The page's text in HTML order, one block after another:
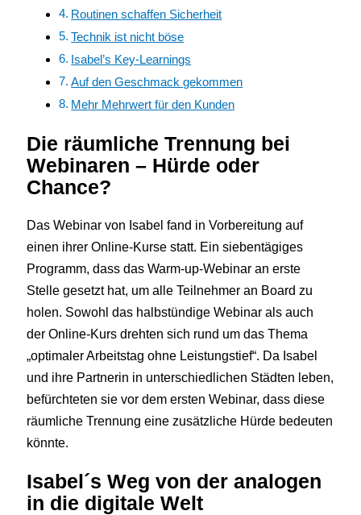
Routinen schaffen Sicherheit
Technik ist nicht böse
Isabel’s Key-Learnings
Auf den Geschmack gekommen
Mehr Mehrwert für den Kunden
Die räumliche Trennung bei
Webinaren – Hürde oder
Chance?
Das Webinar von Isabel fand in Vorbereitung auf
einen ihrer Online-Kurse statt. Ein siebentägiges
Programm, dass das Warm-up-Webinar an erste
Stelle gesetzt hat, um alle Teilnehmer an Board zu
holen. Sowohl das halbstündige Webinar als auch
der Online-Kurs drehten sich rund um das Thema
„optimaler Arbeitstag ohne Leistungstief“. Da Isabel
und ihre Partnerin in unterschiedlichen Städten leben,
befürchteten sie vor dem ersten Webinar, dass diese
räumliche Trennung eine zusätzliche Hürde bedeuten
könnte.
Isabel´s Weg von der analogen
in die digitale Welt